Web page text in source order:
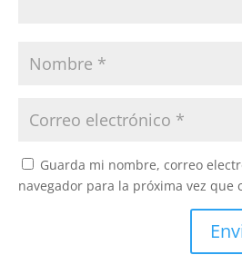
Guarda mi nombre, correo
navegador para la próxima vez que